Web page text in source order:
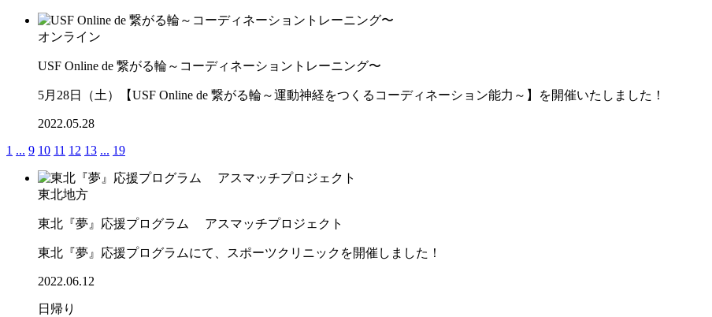
オンライン
USF Online de 繋がる輪～コーディネーショントレーニング〜
5月28日（土）【USF Online de 繋がる輪～運動神経をつくるコーディネーション能力～】を開催いたしました！
2022.05.28
1 ... 9 10 11 12 13 ... 19
東北地方
東北『夢』応援プログラム アスマッチプロジェクト
東北『夢』応援プログラムにて、スポーツクリニックを開催しました！
2022.06.12
日帰り